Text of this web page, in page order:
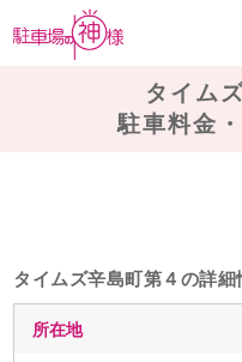
タイム
駐車料金
タイムズ辛島町第４の詳細
所在地